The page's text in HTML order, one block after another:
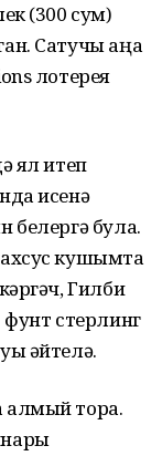
(300 сум)
Сатучы аңа
лотерея
ял итеп
исенә
белергә була.
кушымта
Гилби
стерлинг
әйтелә.
алмый тора.